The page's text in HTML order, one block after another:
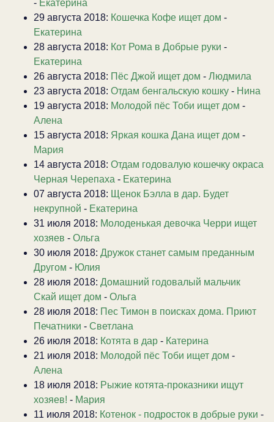
- Екатерина
29 августа 2018: Кошечка Кофе ищет дом -
Екатерина
28 августа 2018: Кот Рома в Добрые руки -
Екатерина
26 августа 2018: Пёс Джой ищет дом - Людмила
23 августа 2018: Отдам бенгальскую кошку - Нина
19 августа 2018: Молодой пёс Тоби ищет дом -
Алена
15 августа 2018: Яркая кошка Дана ищет дом -
Мария
14 августа 2018: Отдам годовалую кошечку окраса
Черная Черепаха - Екатерина
07 августа 2018: Щенок Бэлла в дар. Будет
некрупной - Екатерина
31 июля 2018: Молоденькая девочка Черри ищет
хозяев - Ольга
30 июля 2018: Дружок станет самым преданным
Другом - Юлия
28 июля 2018: Домашний годовалый мальчик
Скай ищет дом - Ольга
28 июля 2018: Пес Тимон в поисках дома. Приют
Печатники - Светлана
26 июля 2018: Котята в дар - Катерина
21 июля 2018: Молодой пёс Тоби ищет дом -
Алена
18 июля 2018: Рыжие котята-проказники ищут
хозяев! - Мария
11 июля 2018: Котенок - подросток в добрые руки -